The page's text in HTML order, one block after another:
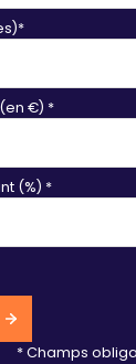
€) *
(%) *
* Champs